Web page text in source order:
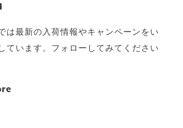
は最新の入荷情報やキャンペーンをい
ています。フォローしてみてください